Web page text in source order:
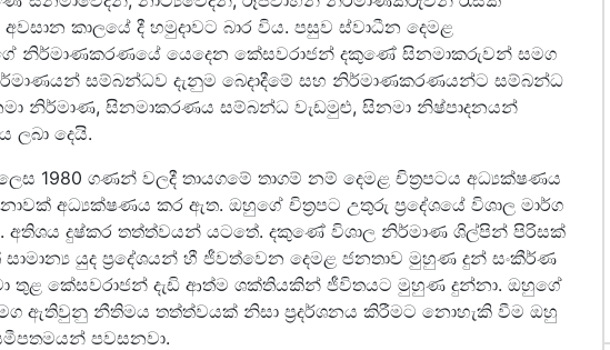
කාලයේ දී හමුදාවට බාර විය. පසුව ස්වාධීන දෙමළ
නිර්මාණකරණයේ යෙදෙන කේසවරාජන් දකුණේ සිනමාකරුවන් සමග
සම්බන්ධව දැනුම බෙදාදීමේ සහ නිර්මාණකරණයන්ට සම්බන්ධ
නිර්මාණ, සිනමාකරණය සම්බන්ධ වැඩමුළු, සිනමා නිෂ්පාදනයන්
ලබා දෙයි.
1980 ගණන් වලදී තායගමේ තාගම් නම් දෙමළ චිත්‍රපටය අධ්‍යක්ෂණය
අධ්‍යක්ෂණය කර ඇත. ඔහුගේ චිත්‍රපට උතුරු ප්‍රදේශයේ විශාල මාර්ග
අතිශය දුෂ්කර තත්ත්වයන් යටතේ. දකුණේ විශාල නිර්මාණ ශිල්පින් පිරිසක්
යුද ප්‍රදේශයන් හී ජීවත්වෙන දෙමළ ජනතාව මුහුණ දුන් සංකීර්ණ
තුළ කේසවරාජන් දැඩි ආත්ම ශක්තියකින් ජීවිතයට මුහුණ දුන්නා. ඔහුගේ
ඇතිවුනු නීතිමය තත්ත්වයක් නිසා ප්‍රදර්ශනය කිරීමට නොහැකි වීම ඔහු
පවසනවා.